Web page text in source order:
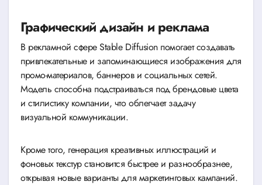
Графический дизайн и реклама
В рекламной сфере Stable Diffusion помогает создавать
привлекательные и запоминающиеся изображения для
промо-материалов, баннеров и социальных сетей.
Модель способна подстраиваться под брендовые цвета
и стилистику компании, что облегчает задачу
визуальной коммуникации.
Кроме того, генерация креативных иллюстраций и
фоновых текстур становится быстрее и разнообразнее,
открывая новые варианты для маркетинговых кампаний.